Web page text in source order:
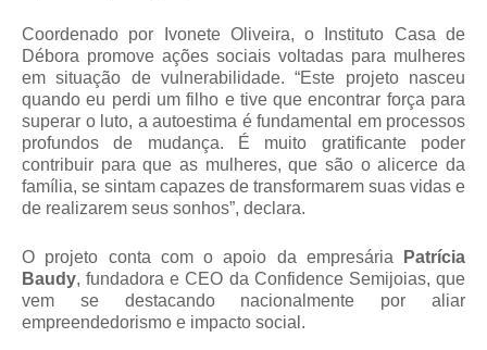
Coordenado por Ivonete Oliveira, o Instituto Casa de
Débora promove ações sociais voltadas para mulheres
em situação de vulnerabilidade. “Este projeto nasceu
quando eu perdi um filho e tive que encontrar força para
superar o luto, a autoestima é fundamental em processos
profundos de mudança. É muito gratificante poder
contribuir para que as mulheres, que são o alicerce da
família, se sintam capazes de transformarem suas vidas e
de realizarem seus sonhos”, declara.
O projeto conta com o apoio da empresária
Patrícia
Baudy, fundadora e CEO da Confidence Semijoias, que
vem se destacando nacionalmente por aliar
empreendedorismo e impacto social.